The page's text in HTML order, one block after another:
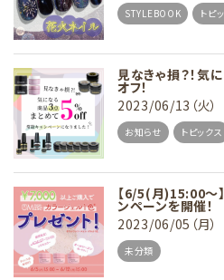
STYLEBOOK トピ
見なきゃ損？！気
オフ！
2023/06/13（火）
お知らせ トピックス
【6/5(月)15:00～
ンペーンを開催！
2023/06/05（月）
未分類